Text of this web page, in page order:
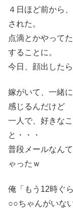
４日ほど前から
された。
点滴とかやって
することに。
今日、顔出した
嫁がいて、一緒
感じるんだけど
一人で、好きな
と・・・
普段メールなん
ゃったｗ
俺「もう12時ぐ
○○ちゃんがいな